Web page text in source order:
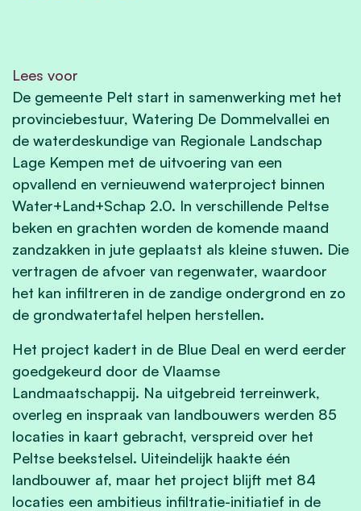
Lees voor
De gemeente Pelt start in samenwerking met het
provinciebestuur, Watering De Dommelvallei en
de waterdeskundige van Regionale Landschap
Lage Kempen met de uitvoering van een
opvallend en vernieuwend waterproject binnen
Water+Land+Schap 2.0. In verschillende Peltse
beken en grachten worden de komende maand
zandzakken in jute geplaatst als kleine stuwen. Die
vertragen de afvoer van regenwater, waardoor
het kan infiltreren in de zandige ondergrond en zo
de grondwatertafel helpen herstellen.
Het project kadert in de Blue Deal en werd eerder
goedgekeurd door de Vlaamse
Landmaatschappij. Na uitgebreid terreinwerk,
overleg en inspraak van landbouwers werden 85
locaties in kaart gebracht, verspreid over het
Peltse beekstelsel. Uiteindelijk haakte één
landbouwer af, maar het project blijft met 84
locaties een ambitieus infiltratie-initiatief in de